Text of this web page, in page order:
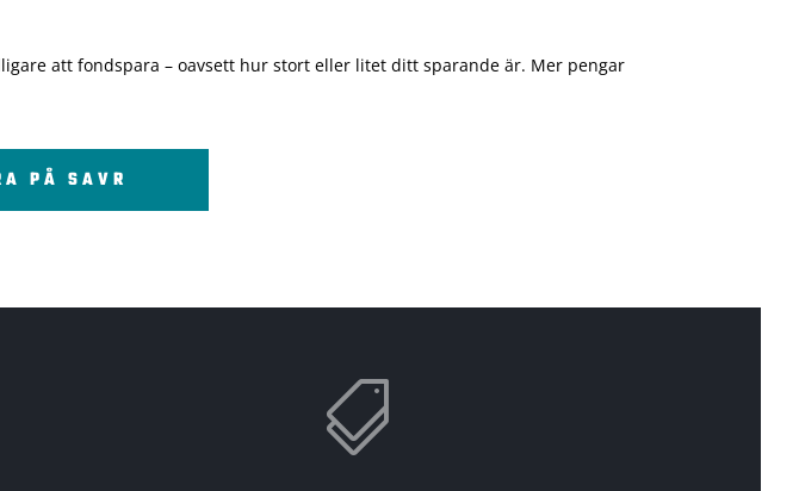
att fondspara – oavsett hur stort eller litet ditt sparande är. Mer pengar
PÅ SAVR
